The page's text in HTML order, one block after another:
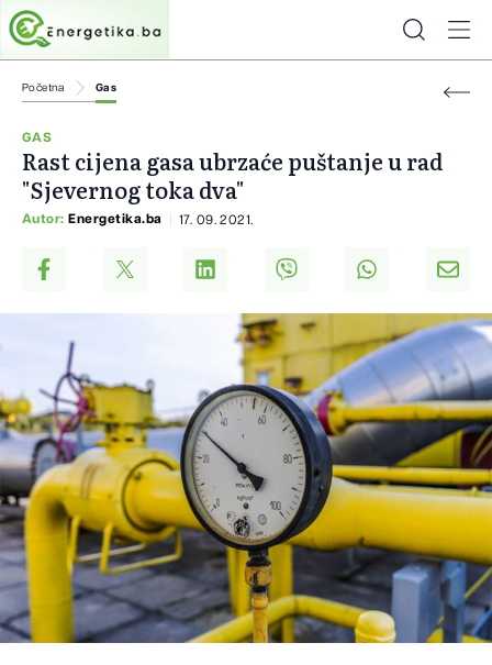
Početna Gas
GAS
Rast cijena gasa ubrzaće puštanje u rad
"Sjevernog toka dva"
Autor: Energetika.ba 17. 09. 2021.